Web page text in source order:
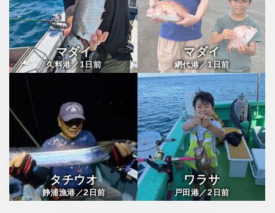
マダイ
久料港／ 1 日前
マダイ
網代港／1日前
タチウオ
静浦漁港／2日前
ワラサ
戸田港／2日前